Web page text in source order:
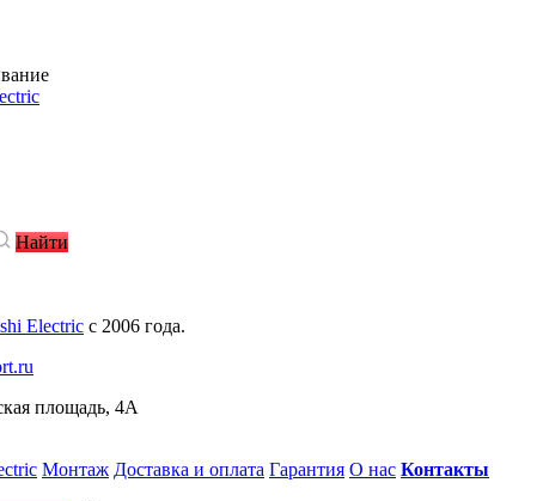
Найти
Electric c 2006 года.
площадь, 4А
Монтаж Доставка и оплата Гарантия О нас Контакты